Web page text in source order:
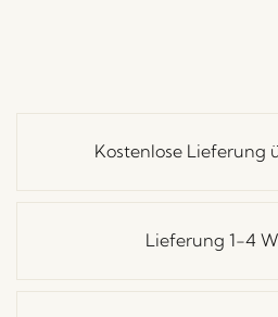
Kostenlose Lieferung
Lieferung 1-4